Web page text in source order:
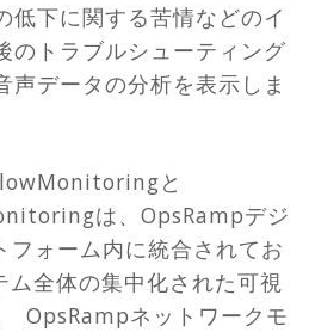
低下に関する苦情などのイ
のトラブルシューティング
声データの分析を表示しま
と
は、OpsRampデジ
フォーム内に統合されてお
ム全体の集中化された可視
OpsRampネットワークモ